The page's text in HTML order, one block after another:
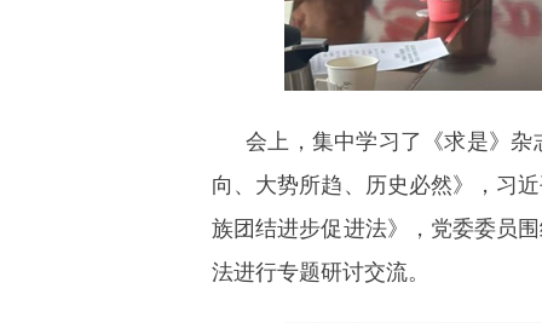
会上，集中学习了《求是》
向、大势所趋、历史必然》，习
族团结进步促进法》，党委委员
法进行专题研讨交流。